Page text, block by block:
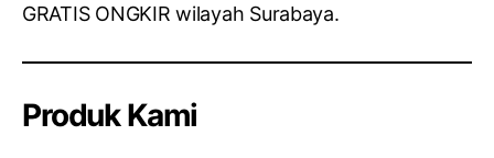
GRATIS ONGKIR wilayah Surabaya.
Produk Kami